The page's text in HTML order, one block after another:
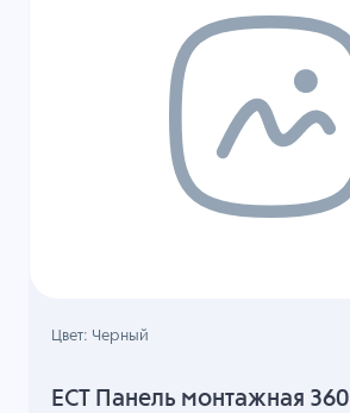
ECT Панель монтажная 360
Цвет: Черный